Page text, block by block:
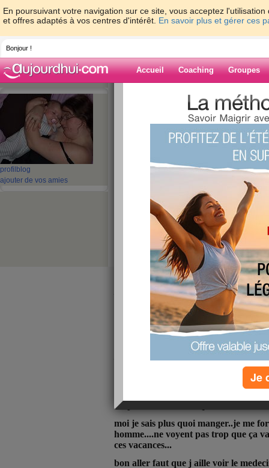
En poursuivant votre navigation sur ce site, vous acceptez
et offres adaptés à vos centres d'intérêt. En savoir plus et gérer ces
Bonjour !
Accueil Coaching Groupes
profil blog
ajouter de vos amies
> evangeline815 >
Blog de
kikoo..du
moral pas au top...
j en ai vraiment ras le bol de cette
le week end etait sympa..j ai evitée
bon on a bien rigoler....
la je vais voir le medecin....ça va pas....
j arrive pas à comprendre comment
mon homme ne me le dit pas mais
surpoids et le stress...qui
moi je sais plus quoi manger..je me
homme....ne voyent pas trop que ça
ces vacances...
bon aller faut que j aille voir le
Je